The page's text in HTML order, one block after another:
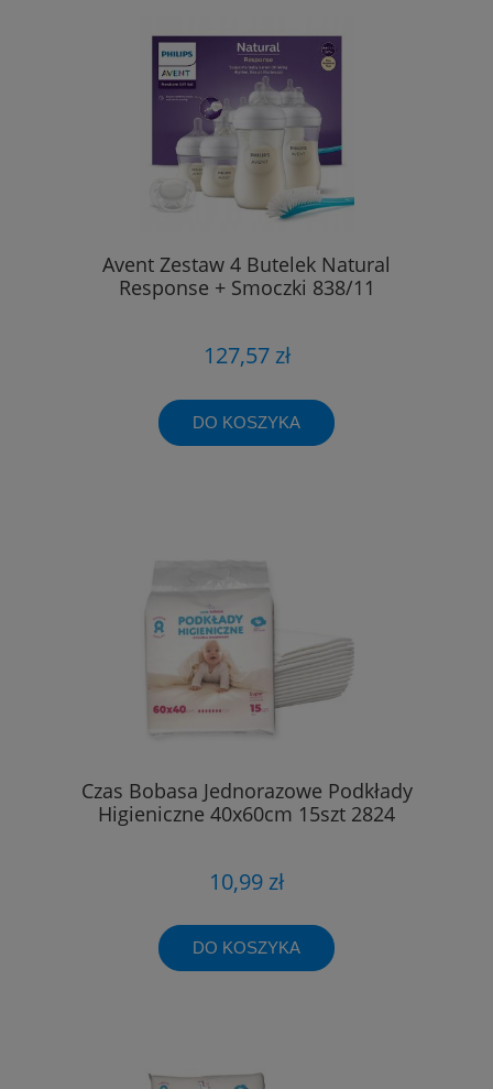
Avent Zestaw 4 Butelek Natural
Response + Smoczki 838/11
127,57 zł
DO KOSZYKA
Czas Bobasa Jednorazowe Podkłady
Higieniczne 40x60cm 15szt 2824
10,99 zł
DO KOSZYKA